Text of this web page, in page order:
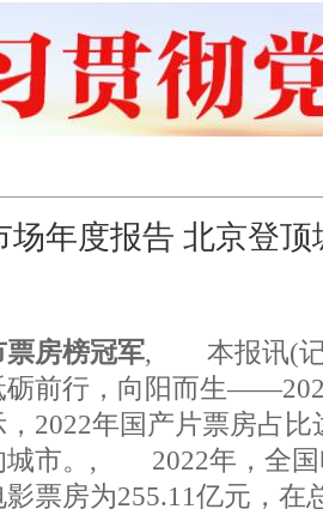
场年度报告 北京登
房榜冠军, 本报讯(记
砺前行，向阳而生
2022年国产片票房占比
城市。, 2022年，全国
票房为255.11亿元，在